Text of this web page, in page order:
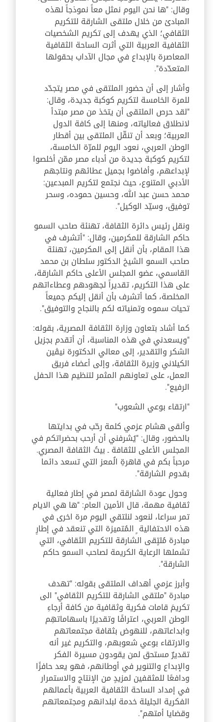
وقال: "ها نحن اليوم نمثل معاً نموذجاً لهذه
المبادئ من خلال ملتقى الشارقة للتكريم
الثقافي؛ الذي يهدف إلى تكريم الشخصيات
الثقافية العربية التي أثرت الساحة الثقافية
المعاصرة بالإبداع في مجال الآداب بحقولها
المتعدّدة".
وأشار إلى أن حضور الملتقى في مصر يتجدّد
للمرة الخامسة لتكريم كوكبة جديدة، وقال:
"لقد حرص الملتقى أن يتخذ من مصر مبتدأ
لانطلاق فعالياته، ومنها إلى كافة الدول
العربية؛ وبعد أن تنقّل الملتقى بين أقطار
الوطن العربي، نعود اليوم للمرّة الخامسة،
لتكريم كوكبة جديدة من أدباء مصر ممّن أخلصوا
لإبداعهم، وأفاضوا بجميل عطائهم ونتاجهم
الأدبي المتنوع، حيث نجتمع لتكريم المبدعين:
محمد حسن عبد الله، وحسين حموده، وسحر
توفيق، وسيّد الوكيل".
ونقل رئيس دائرة الثقافة، تهنئة صاحب السمو
حاكم الشارقة للمكرمين، وقال: "أتشرف في
هذا المقام، بأن أنقل إلى المكرمين، تهنئة
صاحب السمو الشيخ الدكتور سلطان بن محمد
القاسمي، عضو المجلس الأعلى حاكم الشارقة،
على هذا التكريم، تقديراً لجهودهم وعطاءاتهم
المخلصة، كما أتشرف بأن أنقل إليكم جميعاً
تحيات سموه وتمنياته لكم بالنجاح والتوفيق".
كما أشاد بتعاون وزارة الثقافة المصرية، بقوله:
"ويسعدني في هذه المناسبة، أن أتقدم بجزيل
الشكر والتقدير، إلى معالي الدكتورة نيڨين
الكيلاني وزيرة الثقافة، وإلى أعضاء فريق
العمل، على تعاونهم المثمر لتنظيم هذا الحفل
الرفيع".
"ارتقاء بوعي الشعوب"
وألقى هشام عزمي كلمة رحّب في بدايتها
بالحضور، وقال: "يُشرفني أن أرحب بحضراتكم في
المجلس الأعلى للثقافة ـ بيتُ الثقافة المصري.
مرحباً بكم في قاهرةِ الُمعز التي تسعد دائما
بقدوم الشارقة".
وحول عودة الشارقة لمصر في إطار فعالية
ثقافية مهمة، قال الأمين العام: "ها هي الايام
تمر سراعا، لنعود لنلتقي اليوم مرة اخرى في
هذه الاحتفالية ٍ المُتميزة التي تنعقد في إطارِ
مبادرة مُلتٍقى الشارقة للتكريم الثقافي، التي
تشملها الرعاية الكريمة لصاحب السمو حاكم
الشارقة".
وأبرز عزمي أهداف الملتقى بقوله: "تهدف
مبادرة "ملتقى الشارقة للتكريم الثقافي" الى
تكريمَ قامات فكرية وثقافية من كافة أرجاءِ
الوطن العربي، اعترافًا وتقديرًا باسهاماتهِم
وابداعاتهم، للنهوض بثقافة مجتمعاتهم
والارتقاء بوعي شعوبهم، والتكريم غير أنه
تقديرٌ مستحق لمن يقودون مسيرة الفكر
والإبداع والتنوير في أوطانهم، فهو يعد حافزًا
ودافعًا للمثقفين لمزيدٍ من الإنتاج والاستمرار
في إمداد الساحة الثقافية العربية بأعمالهم
الفكرية الجليلة خدمة لبلدانهم ومجتمعاتهم
وقضايا أمتهم".